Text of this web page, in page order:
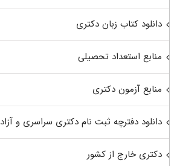
دانلود کتاب زبان دکتری
منابع استعداد تحصیلی
منابع آزمون دکتری
دانلود دفترچه ثبت نام دکتری سراسری و آزاد
دکتری خارج از کشور